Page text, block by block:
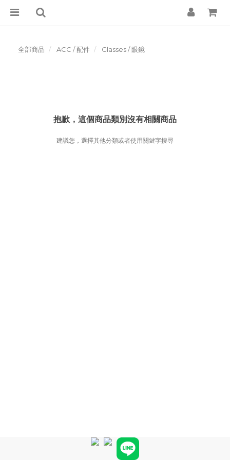
全部商品 ACC / 配件 Glasses / 眼鏡
抱歉，這個商品類別沒有相關商品
建議您，選擇其他分類或者使用關鍵字搜尋